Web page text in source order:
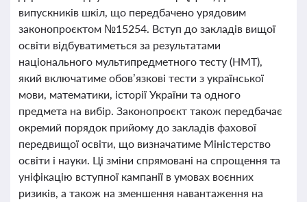
випускників шкіл, що передбачено урядовим
законопроєктом №15254. Вступ до закладів вищої
освіти відбуватиметься за результатами
національного мультипредметного тесту (НМТ),
який включатиме обов’язкові тести з української
мови, математики, історії України та одного
предмета на вибір. Законопроєкт також передбачає
окремий порядок прийому до закладів фахової
передвищої освіти, що визначатиме Міністерство
освіти і науки. Ці зміни спрямовані на спрощення та
уніфікацію вступної кампанії в умовах воєнних
ризиків, а також на зменшення навантаження на